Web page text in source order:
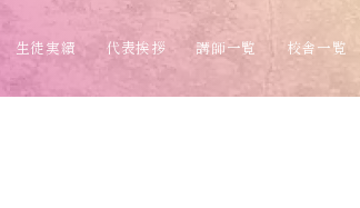
生徒実績 代表挨拶 講師一覧 校舎一覧